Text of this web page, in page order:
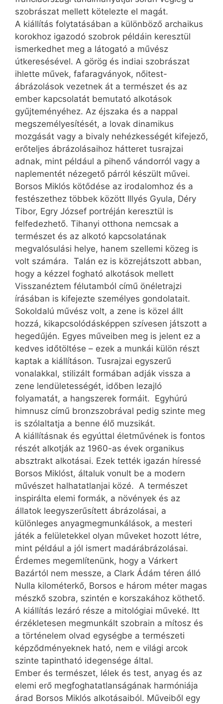
szobrászat mellett kötelezte el magát.
A kiállítás folytatásában a különböző archaikus
korokhoz igazodó szobrok példáin keresztül
ismerkedhet meg a látogató a művész
útkeresésével. A görög és indiai szobrászat
ihlette művek, fafaragványok, nőitest-
ábrázolások vezetnek át a természet és az
ember kapcsolatát bemutató alkotások
gyűjteményéhez. Az éjszaka és a nappal
megszemélyesítését, a lovak dinamikus
mozgását vagy a bivaly nehézkességét kifejező,
erőteljes ábrázolásaihoz hátteret tusrajzai
adnak, mint például a pihenő vándorról vagy a
naplementét nézegető párról készült művei.
Borsos Miklós kötődése az irodalomhoz és a
festészethez többek között Illyés Gyula, Déry
Tibor, Egry József portréján keresztül is
felfedezhető. Tihanyi otthona nemcsak a
természet és az alkotó kapcsolatának
megvalósulási helye, hanem szellemi közeg is
volt számára. Talán ez is közrejátszott abban,
hogy a kézzel fogható alkotások mellett
Visszanéztem félutamból című önéletrajzi
írásában is kifejezte személyes gondolatait.
Sokoldalú művész volt, a zene is közel állt
hozzá, kikapcsolódásképpen szívesen játszott a
hegedűjén. Egyes műveiben meg is jelent ez a
kedves időtöltése – ezek a munkái külön részt
kaptak a kiállításon. Tusrajzai egyszerű
vonalakkal, stilizált formában adják vissza a
zene lendületességét, időben lezajló
folyamatát, a hangszerek formáit. Egyhúrú
himnusz című bronzszobrával pedig szinte meg
is szólaltatja a benne élő muzsikát.
A kiállításnak és egyúttal életművének is fontos
részét alkotják az 1960-as évek organikus
absztrakt alkotásai. Ezek tették igazán híressé
Borsos Miklóst, általuk vonult be a modern
művészet halhatatlanjai közé. A természet
inspirálta elemi formák, a növények és az
állatok leegyszerűsített ábrázolásai, a
különleges anyagmegmunkálások, a mesteri
játék a felületekkel olyan műveket hozott létre,
mint például a jól ismert madárábrázolásai.
Érdemes megemlítenünk, hogy a Várkert
Bazártól nem messze, a Clark Ádám téren álló
Nulla kilométerkő, Borsos e három méter magas
mészkő szobra, szintén e korszakához köthető.
A kiállítás lezáró része a mitológiai műveké. Itt
érzékletesen megmunkált szobrain a mítosz és
a történelem olvad egységbe a természeti
képződményeknek ható, nem e világi arcok
szinte tapintható idegensége által.
Ember és természet, lélek és test, anyag és az
elemi erő megfoghatatlanságának harmóniája
árad Borsos Miklós alkotásaiból. Műveiből egy